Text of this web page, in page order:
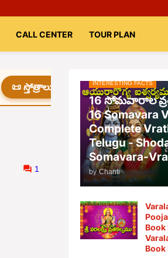
CALL CENTER TOUR PLAN
📜 స్తోత్రాలు 📚 Books
1
INTERESTING FACTS
16 సోమవారాల
16 Somavara
Complete
Telugu -
Somavara-
by Chanti
Book
Book